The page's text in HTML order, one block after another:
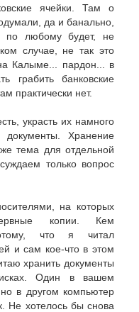
ячейки. Там о
да и банально,
по любому будет, не
случае, не так это
Калыме... пардон... в
грабить банковские
практически нет.
украсть их намного
Хранение
тема для отдельной
только вопрос
на которых
копии. Кем
что я читал
и сам кое-что в этом
хранить документы
Один в вашем
в другом компьютер
Не хотелось бы снова